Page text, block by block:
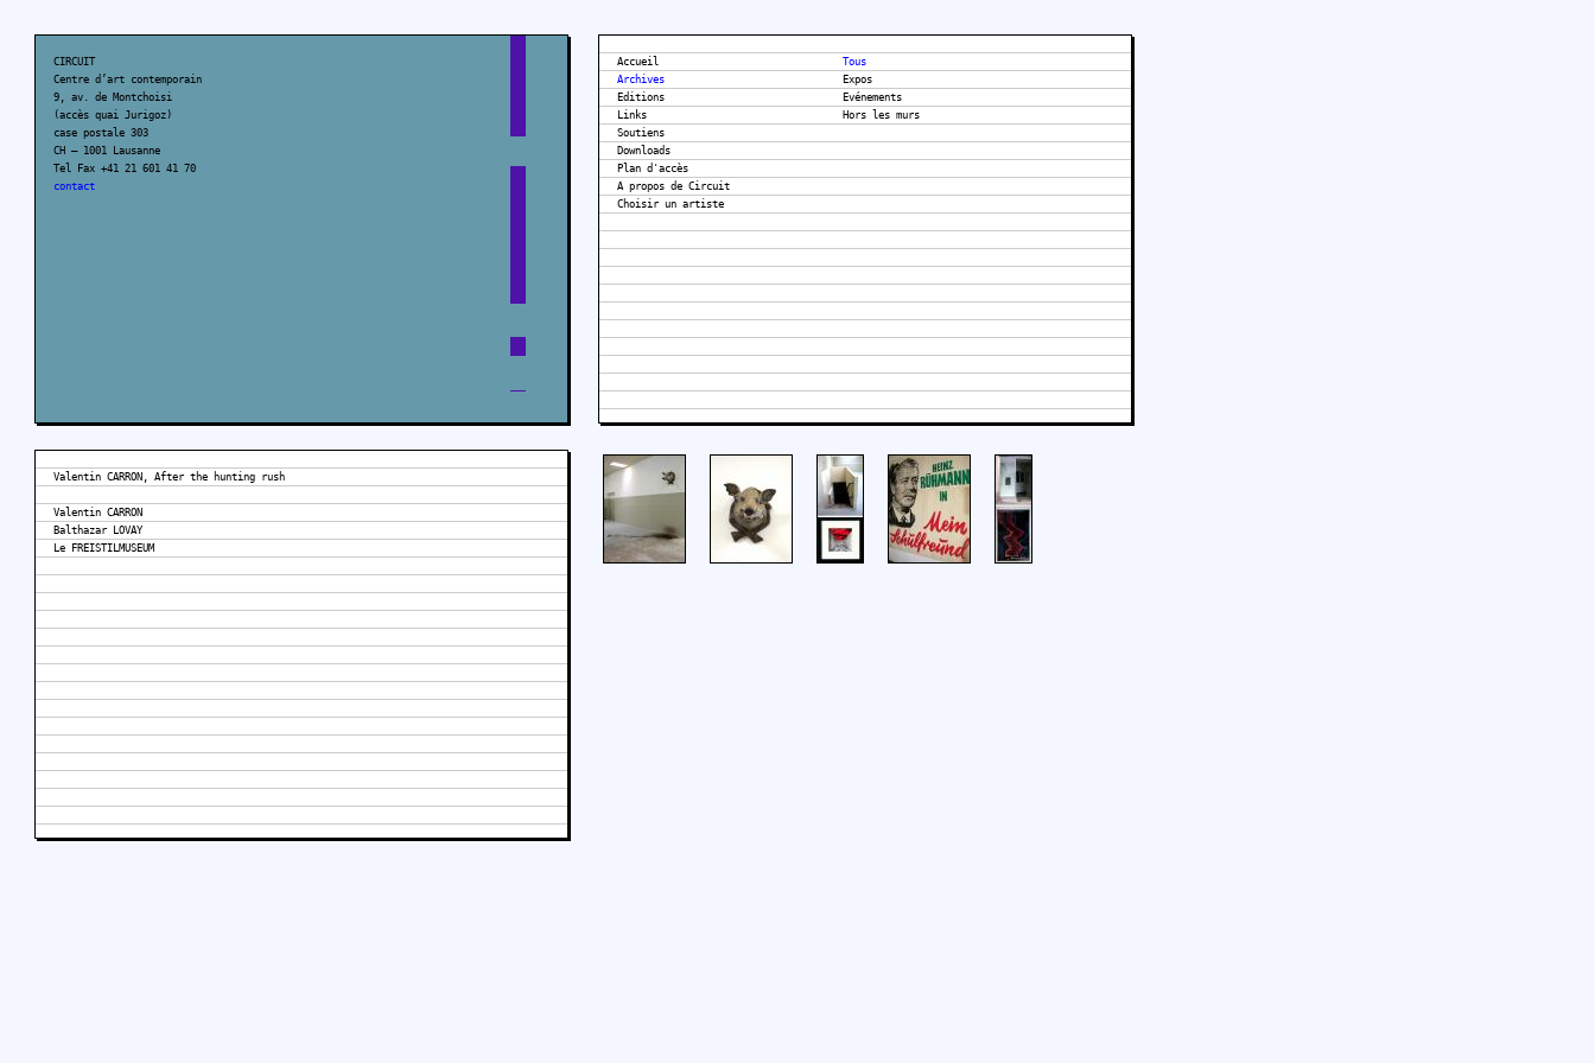
CIRCUIT
Centre d’art contemporain
9, av. de Montchoisi
(accès quai Jurigoz)
case postale 303
CH – 1001 Lausanne
Tel Fax +41 21 601 41 70
contact
Accueil
Archives
Editions
Links
Soutiens
Downloads
Plan d'accès
A propos de Circuit
Tous
Expos
Evénements
Hors les murs
Valentin CARRON, After the hunting rush
Valentin CARRON
Balthazar LOVAY
Le FREISTILMUSEUM